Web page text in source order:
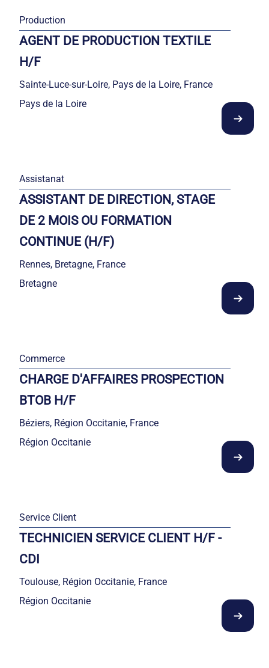
Production
AGENT DE PRODUCTION TEXTILE
H/F
Sainte-Luce-sur-Loire, Pays de la Loire, France
Pays de la Loire
Assistanat
ASSISTANT DE DIRECTION, STAGE
DE 2 MOIS OU FORMATION
CONTINUE (H/F)
Rennes, Bretagne, France
Bretagne
Commerce
CHARGE D'AFFAIRES PROSPECTION
BTOB H/F
Béziers, Région Occitanie, France
Région Occitanie
Service Client
TECHNICIEN SERVICE CLIENT H/F -
CDI
Toulouse, Région Occitanie, France
Région Occitanie